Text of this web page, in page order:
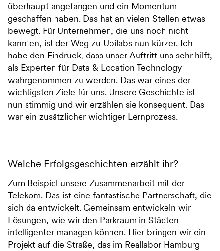
überhaupt angefangen und ein Momentum
geschaffen haben. Das hat an vielen Stellen etwas
bewegt. Für Unternehmen, die uns noch nicht
kannten, ist der Weg zu Ubilabs nun kürzer. Ich
habe den Eindruck, dass unser Auftritt uns sehr hilft,
als Experten für Data & Location Technology
wahrgenommen zu werden. Das war eines der
wichtigsten Ziele für uns. Unsere Geschichte ist
nun stimmig und wir erzählen sie konsequent. Das
war ein zusätzlicher wichtiger Lernprozess.
Welche Erfolgsgeschichten erzählt ihr?
Zum Beispiel unsere Zusammenarbeit mit der
Telekom. Das ist eine fantastische Partnerschaft, die
sich da entwickelt. Gemeinsam entwickeln wir
Lösungen, wie wir den Parkraum in Städten
intelligenter managen können. Hier bringen wir ein
Projekt auf die Straße, das im Reallabor Hamburg